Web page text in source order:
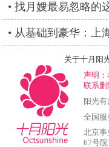
找月嫂最易忽略的
从基础到豪华：上
关于十月阳
声明：
联系删
阳光有
全国服
北京事
67号